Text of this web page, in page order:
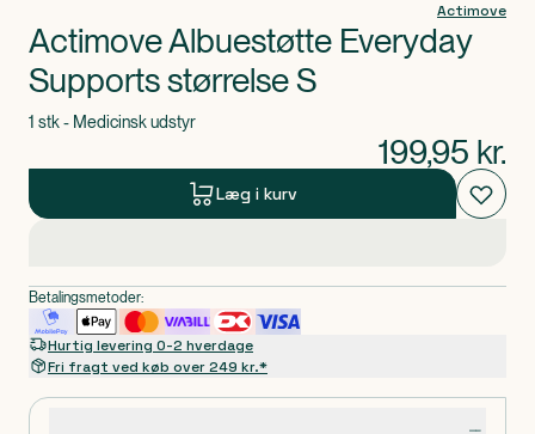
Actimove
Actimove Albuestøtte Everyday
Supports størrelse S
1 stk - Medicinsk udstyr
199,95 kr.
Læg i kurv
Betalingsmetoder:
Hurtig levering 0-2 hverdage
Fri fragt ved køb over 249 kr.*